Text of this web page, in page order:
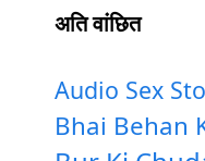
अति वांछित
Audio Sex
Bhai Behan